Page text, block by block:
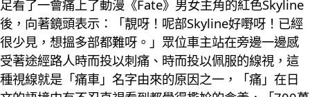
足看了一會痛上了動漫《Fate》男女主角的紅色Skyline
後，向著鏡頭表示：「靚呀！呢部Skyline好嘢呀！已經
很少見，想搵多部都難呀。」眾位車主站在旁邊一邊感
受著途經路人時而投以刺痛、時而投以佩服的線視，這
種視線就是「痛車」名字由來的原因之一，「痛」在日